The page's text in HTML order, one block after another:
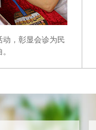
动，彰显会诊为民